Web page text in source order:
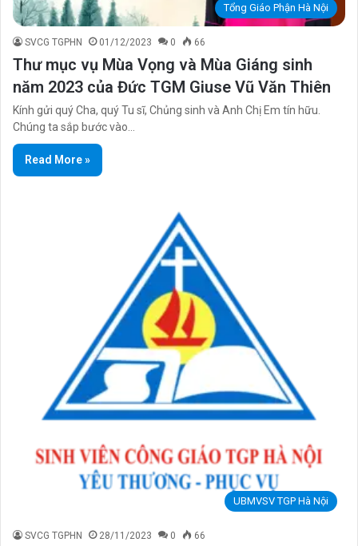
Tổng Giáo Phận Hà Nội
SVCG TGPHN 01/12/2023 0 66
Thư mục vụ Mùa Vọng và Mùa Giáng sinh
năm 2023 của Đức TGM Giuse Vũ Văn Thiên
Kính gửi quý Cha, quý Tu sĩ, Chủng sinh và Anh Chị Em tín hữu.
Chúng ta sắp bước vào…
Read More »
UBMVSV TGP Hà Nội
SVCG TGPHN 28/11/2023 0 66